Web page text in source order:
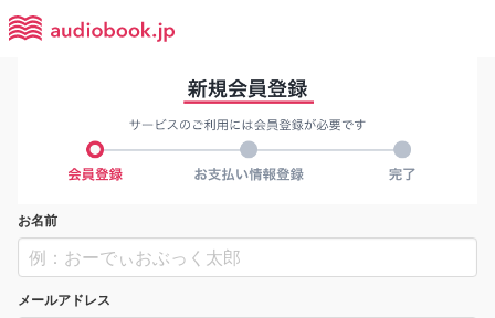
お名前
メールアドレス